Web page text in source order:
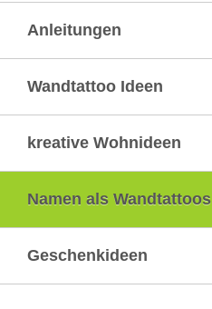
Anleitungen
Wandtattoo Ideen
kreative Wohnideen
Namen als Wandtattoos
Geschenkideen